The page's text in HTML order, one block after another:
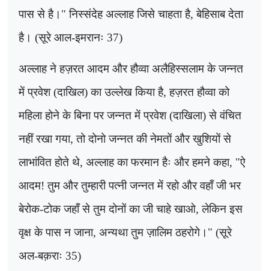
पास से है।" निस्संदेह अल्लाह जिसे चाहता है,बेहिसाब देता
है। (सूरे आल-इमरानः 37)
अल्लाह ने हज़रत आदम और हौव्वा अलैहिस्सलाम के जन्नत
में प्रवेश (दाखिल) का उल्लेख किया है, हज़रत हौव्वा को
महिला होने के बिना पर जन्नत में प्रवेश (दाखिला) से वंचित
नहीं रखा गया, तो दोनो जन्नत की नेमतों और खुशियों से
लाभांवित होते थे, अल्लाह का फरमान हैः और हमने कहा, "ऐ
आदम! तुम और तुम्हारी पत्नी जन्नत में रहो और वहाँ जी भर
बेरोक-टोक जहाँ से तुम दोनों का जी चाहे खाओ,लेकिन इस
वृक्ष के पास न जाना, अन्यथा तुम ज़ालिम ठहरोगे।" (सूरे
अल-बक़राः 35)